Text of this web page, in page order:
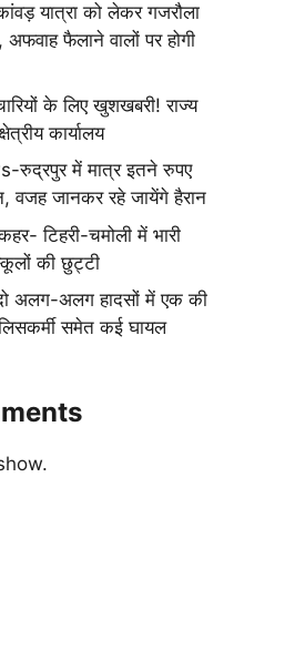
यात्रा को लेकर गजरौला
फैलाने वालों पर होगी
के लिए खुशखबरी! राज्य
कार्यालय
में मात्र इतने रुपए
वजह जानकर रहे जायेंगे हैरान
टिहरी-चमोली में भारी
की छुट्टी
अलग-अलग हादसों में एक की
समेत कई घायल